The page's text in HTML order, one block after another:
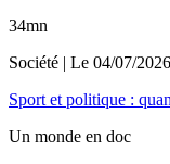
34mn
Société | Le 04/07/2026
Sport et politique :
Un monde en doc